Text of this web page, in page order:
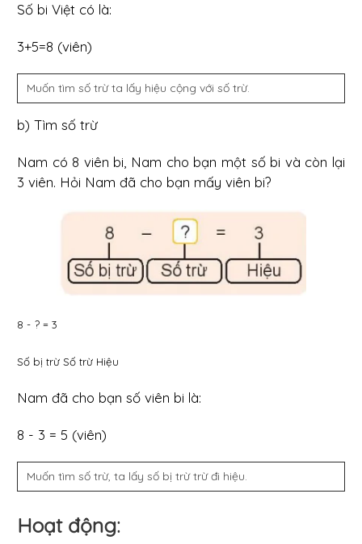
Số bi Việt có là:
3+5=8 (viên)
Muốn tìm số trừ ta lấy hiệu cộng với số trừ.
b) Tìm số trừ
Nam có 8 viên bi, Nam cho bạn một số bi và còn lại
3 viên. Hỏi Nam đã cho bạn mấy viên bi?
8 - ? = 3
Số bị trừ Số trừ Hiệu
Nam đã cho bạn số viên bi là:
8 - 3 = 5 (viên)
Muốn tìm số trừ, ta lấy số bị trừ trừ đi hiệu.
Hoạt động: